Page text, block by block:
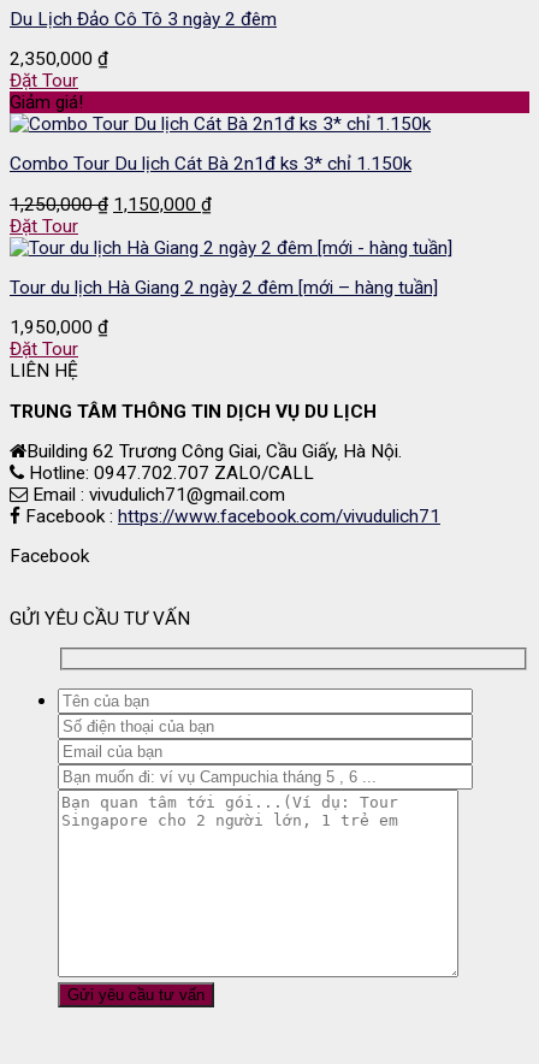
699,000 ₫.
Du Lịch Đảo Cô Tô 3 ngày 2 đêm
2,350,000 ₫
Đặt Tour
Giảm giá!
Combo Tour Du lịch Cát Bà 2n1đ ks 3* chỉ 1.150k
1,250,000₫ Giá
là:
1,150,000 ₫Giá
tại
1,150,000 ₫.
Đặt Tour
Tour du lịch Hà Giang 2 ngày 2 đêm [mới – hàng tuần]
1,950,000 ₫
Đặt Tour
LIÊN HỆ
TRUNG TÂM THÔNG TIN DỊCH VỤ DU LỊCH
Building 62 Trương Công Giai, Cầu Giấy, Hà Nội.
Hotline: 0947.702.707 ZALO/CALL
Email : vivudulich71@gmail.com
Facebook : https://www.facebook.com/vivudulich71
Facebook
GỬI YÊU CẦU TƯ VẤN